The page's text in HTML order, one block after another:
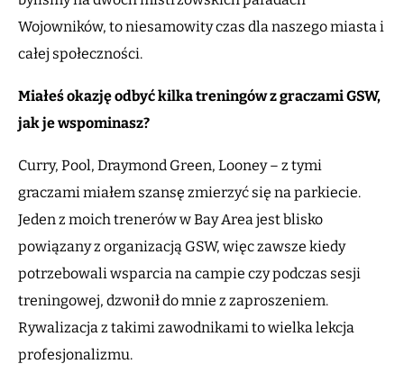
Wojowników, to niesamowity czas dla naszego miasta i
całej społeczności.
Miałeś okazję odbyć kilka treningów z graczami GSW,
jak je wspominasz?
Curry, Pool, Draymond Green, Looney – z tymi
graczami miałem szansę zmierzyć się na parkiecie.
Jeden z moich trenerów w Bay Area jest blisko
powiązany z organizacją GSW, więc zawsze kiedy
potrzebowali wsparcia na campie czy podczas sesji
treningowej, dzwonił do mnie z zaproszeniem.
Rywalizacja z takimi zawodnikami to wielka lekcja
profesjonalizmu.